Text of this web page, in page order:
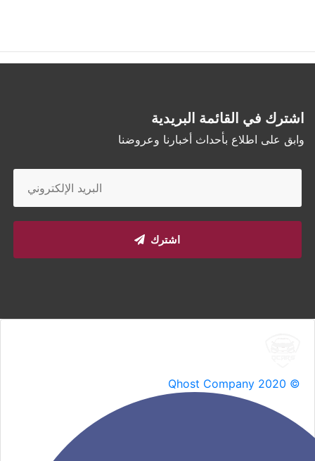
اشترك في القائمة البريدية
وابق على اطلاع بأحداث أخبارنا وعروضنا
اشترك
Qhost Company 2020 ©